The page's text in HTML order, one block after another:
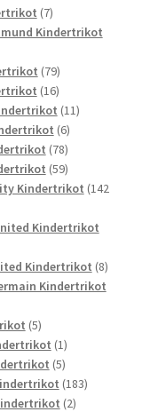
77
Produkte
Kindertrikot
7979
Produkte
1616
Produkte
1111
66
Produkte
7878
Produkte
5959
Produkte
Kindertrikot 142
Kindertrikot
Kindertrikot 88
Produkte
Kindertrikot
55
Produkte
11
Produkt
55
Produkte
183183
22